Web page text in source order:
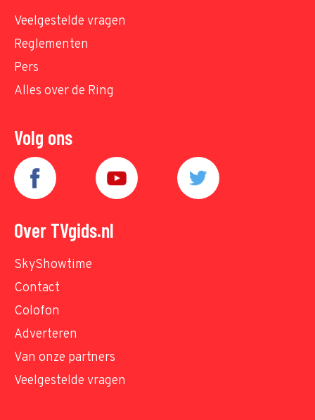
Veelgestelde vragen
Reglementen
Pers
Alles over de Ring
Volg ons
Over TVgids.nl
SkyShowtime
Contact
Colofon
Adverteren
Van onze partners
Veelgestelde vragen